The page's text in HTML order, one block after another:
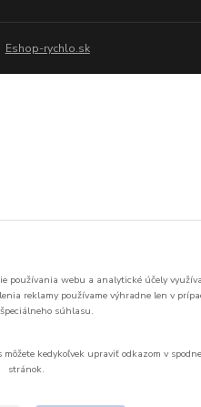
Eshop-rychlo.sk
používania webu a analytické účely
reklamy používame výhradne len v
súhlasu.
kedykoľvek upraviť odkazom v
stránok.